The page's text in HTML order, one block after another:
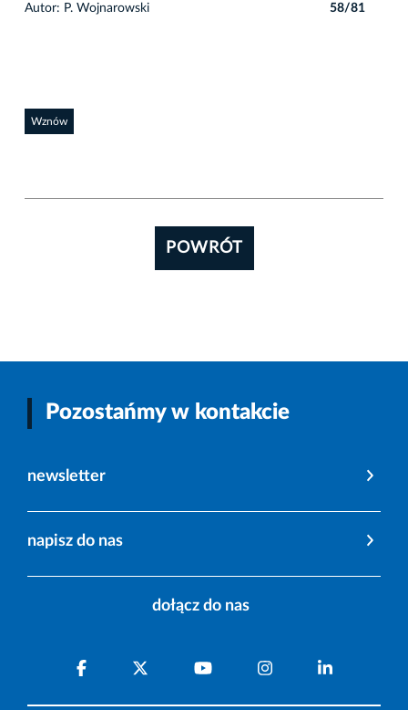
Autor: P. Wojnarowski 58/81
Wznów
POWRÓT
Pozostańmy w kontakcie
newsletter
napisz do nas
dołącz do nas